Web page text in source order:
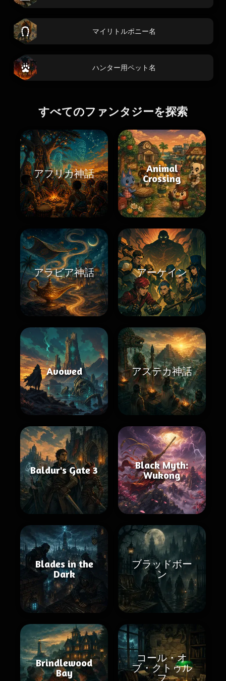
マイリトルポニー名
ハンター用ペット名
すべてのファンタジーを探索
アフリカ神話
Animal
Crossing
アラビア神話 アーケイン
Avowed アステカ神話
Baldur's Gate 3
Black Myth:
Wukong
Blades in the
Dark
ブラッドボー
ン
Brindlewood
Bay
コール・オ
ブ・クトゥル
フ